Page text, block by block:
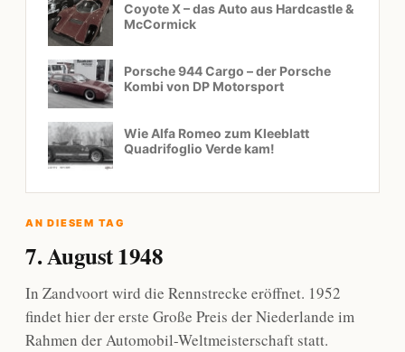
Coyote X – das Auto aus Hardcastle &
McCormick
Porsche 944 Cargo – der Porsche
Kombi von DP Motorsport
Wie Alfa Romeo zum Kleeblatt
Quadrifoglio Verde kam!
AN DIESEM TAG
7. August 1948
In Zandvoort wird die Rennstrecke eröffnet. 1952
findet hier der erste Große Preis der Niederlande im
Rahmen der Automobil-Weltmeisterschaft statt.